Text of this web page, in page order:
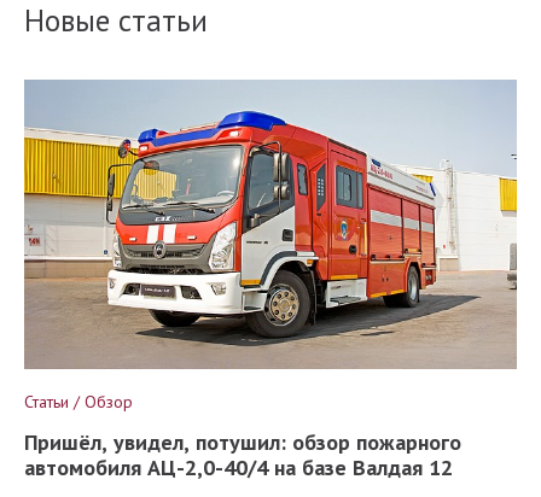
Новые статьи
Статьи / Обзор
Пришёл, увидел, потушил: обзор пожарного
автомобиля АЦ-2,0-40/4 на базе Валдая 12